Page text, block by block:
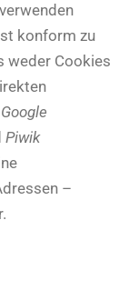
konform zu
weder Cookies
Google
Piwik
–